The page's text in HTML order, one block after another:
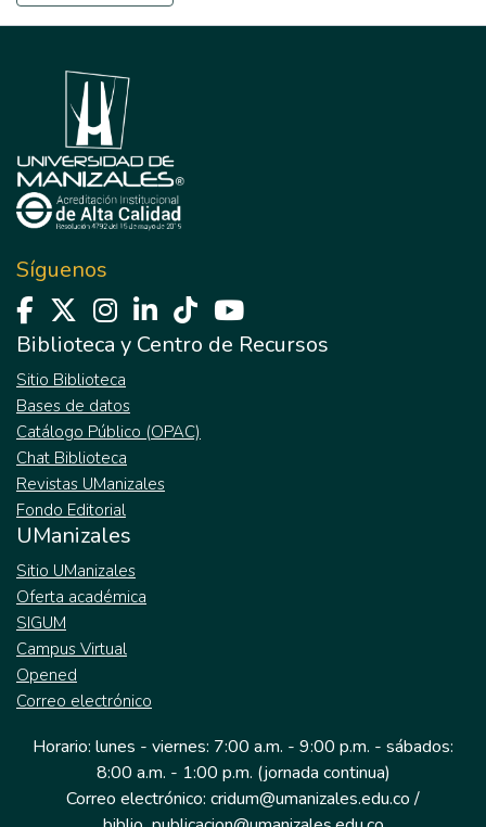
Síguenos
Biblioteca y Centro de Recursos
Sitio Biblioteca
Bases de datos
Catálogo Público (OPAC)
Chat Biblioteca
Revistas UManizales
Fondo Editorial
UManizales
Sitio UManizales
Oferta académica
SIGUM
Campus Virtual
Opened
Correo electrónico
Horario: lunes - viernes: 7:00 a.m. - 9:00 p.m. - sábados:
8:00 a.m. - 1:00 p.m. (jornada continua)
Correo electrónico: cridum@umanizales.edu.co /